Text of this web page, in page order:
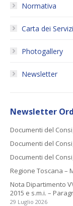
Normativa
Carta dei Servizi
Photogallery
Newsletter
Newsletter
Documenti del
Documenti del
Documenti del
Regione Toscana –
Nota Dipartimento
2015 e s.m.i. –
29 Luglio 2026